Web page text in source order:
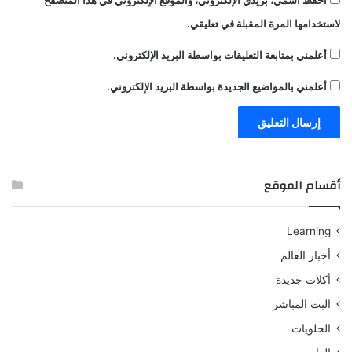
لاستخدامها المرة المقبلة في تعليقي.
أعلمني بمتابعة التعليقات بواسطة البريد الإلكتروني.
أعلمني بالمواضيع الجديدة بواسطة البريد الإلكتروني.
أقسام الموقع
Learning
أخبار العالم
أكلات جديدة
البث المباشر
الحلويات